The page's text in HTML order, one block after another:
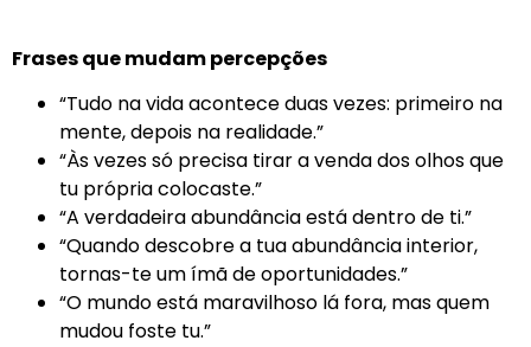
Frases que mudam percepções
“Tudo na vida acontece duas vezes: primeiro na
mente, depois na realidade.”
“Às vezes só precisa tirar a venda dos olhos que
tu própria colocaste.”
“A verdadeira abundância está dentro de ti.”
“Quando descobre a tua abundância interior,
tornas-te um ímã de oportunidades.”
“O mundo está maravilhoso lá fora, mas quem
mudou foste tu.”